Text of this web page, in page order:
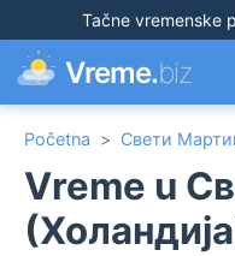
Tačne vremenske
Vreme.biz
Početna > Свети
Vreme u